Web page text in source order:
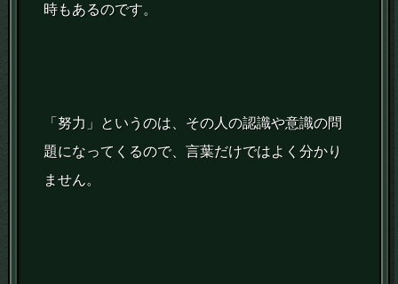
時もあるのです。
「努力」というのは、その人の認識や意識の問
題になってくるので、言葉だけではよく分かり
ません。